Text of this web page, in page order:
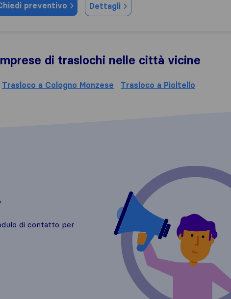
preventivo Dettagli
di traslochi nelle città vicine
Trasloco a Cologno Monzese Trasloco a Pioltello
di contatto per